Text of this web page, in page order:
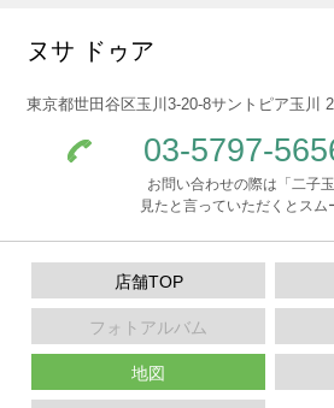
ヌサ ドゥア
東京都世田谷区玉川3-20-8サントピア玉川
03-5797-
お問い合わせの際は「二子
見たと言っていただくとスム
店舗TOP
フォトアルバム
地図